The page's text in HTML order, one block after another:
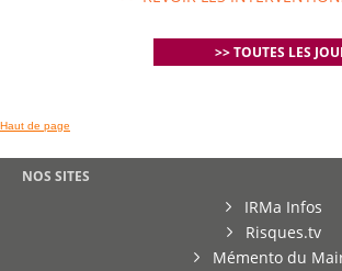
>> TOUTES LES
Haut de page
NOS SITES
IRMa Infos
Risques.tv
Mémento du